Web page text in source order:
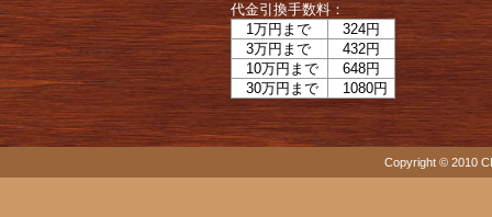
代金引換手数料：
1万円まで
324円
3万円まで
432円
10万円まで
648円
30万円まで
1080円
Copyright © 2010